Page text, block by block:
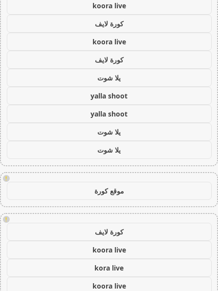
koora live
كورة لايف
koora live
كورة لايف
يلا شوت
yalla shoot
yalla shoot
يلا شوت
يلا شوت
!
موقع كورة
!
كورة لايف
koora live
kora live
koora live